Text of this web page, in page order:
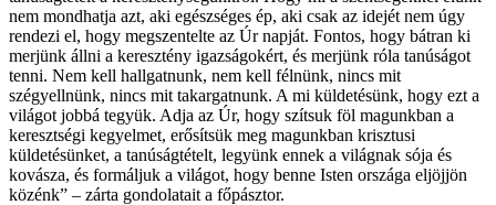
nem mondhatja azt, aki egészséges ép, aki csak az idejét nem úgy
rendezi el, hogy megszentelte az Úr napját. Fontos, hogy bátran ki
merjünk állni a keresztény igazságokért, és merjünk róla tanúságot
tenni. Nem kell hallgatnunk, nem kell félnünk, nincs mit
szégyellnünk, nincs mit takargatnunk. A mi küldetésünk, hogy ezt a
világot jobbá tegyük. Adja az Úr, hogy szítsuk föl magunkban a
keresztségi kegyelmet, erősítsük meg magunkban krisztusi
küldetésünket, a tanúságtételt, legyünk ennek a világnak sója és
kovásza, és formáljuk a világot, hogy benne Isten országa eljöjjön
közénk” – zárta gondolatait a főpásztor.